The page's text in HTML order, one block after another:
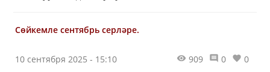
Сөйкемле сентябрь серләре.
10 сентября 2025 - 15:10 909 0 0